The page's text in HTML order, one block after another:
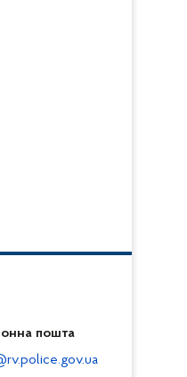
пошта